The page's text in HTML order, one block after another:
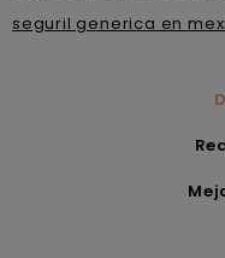
seguril generica en